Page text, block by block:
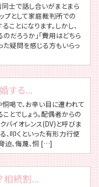
士で話し合いがまとまら
プとして家庭裁判所での
ことになります。しかし、
だろうか」「費用はどちら
た疑問を感じる方もいらっ
する...
喝で、お辛い目に遭われて
とでしょう。配偶者からの
バイオレンス(DV)と呼びま
る、叩くといった有形力行使
迫、侮蔑、恫 […]
相続割...